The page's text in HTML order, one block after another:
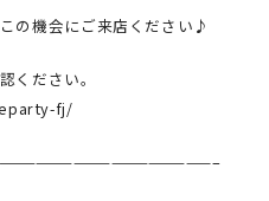
の機会にご来店ください♪
ください。
fj/